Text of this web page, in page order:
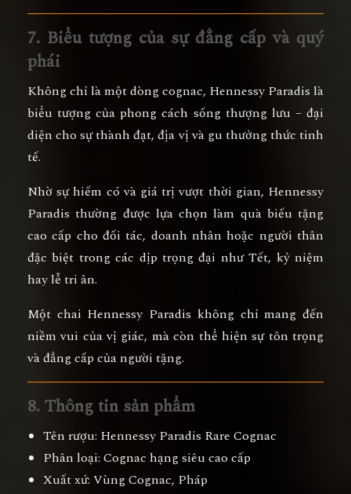
7. Biểu tượng của sự đẳng cấp và quý
phái
Không chỉ là một dòng cognac, Hennessy Paradis là
biểu tượng của phong cách sống thượng lưu – đại
diện cho sự thành đạt, địa vị và gu thưởng thức tinh
tế.
Nhờ sự hiếm có và giá trị vượt thời gian, Hennessy
Paradis thường được lựa chọn làm quà biếu tặng
cao cấp cho đối tác, doanh nhân hoặc người thân
đặc biệt trong các dịp trọng đại như Tết, kỷ niệm
hay lễ tri ân.
Một chai Hennessy Paradis không chỉ mang đến
niềm vui của vị giác, mà còn thể hiệnsự tôn trọng
và đẳng cấp của người tặng.
8. Thông tin sản phẩm
Tên rượu: Hennessy Paradis Rare Cognac
Phân loại: Cognac hạng siêu cao cấp
Xuất xứ: Vùng Cognac, Pháp